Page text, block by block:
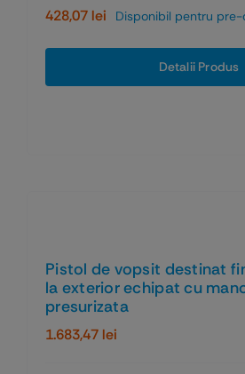
428,07 lei Disponibil pentru pre-
Detalii Produs
Pistol de vopsit destinat
la exterior echipat cu
presurizata
1.683,47 lei